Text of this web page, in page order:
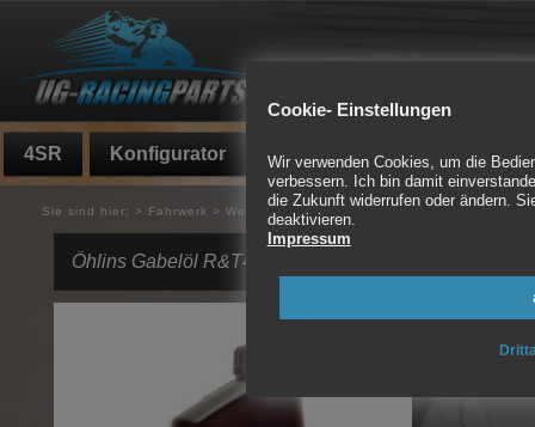
Cookie- Einstellungen
Wir verwenden Cookies, um die
verbessern. Ich bin damit
die Zukunft widerrufen oder ändern.
deaktivieren.
Impressum
4SR Konfigurator Fundgrube Auspuff
Sie sind hier: > Fahrwerk > Werkstatt > Öhlins Gabelöl R&T43
Öhlins Gabelöl R&T43